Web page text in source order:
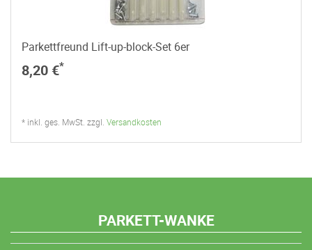
Parkettfreund Lift-up-block-Set 6er
8,20 €*
* inkl. ges. MwSt. zzgl. Versandkosten
PARKETT-WANKE